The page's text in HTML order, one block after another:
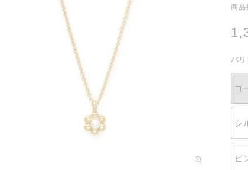
商
通
価
バリ
ゴ
シ
ピ